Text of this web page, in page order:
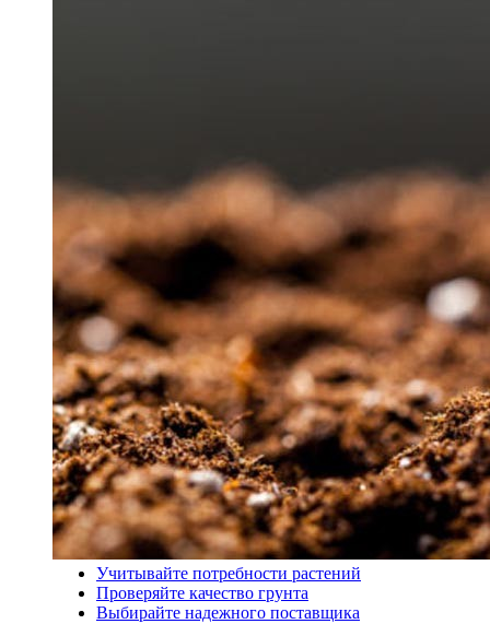
Учитывайте потребности растений
Проверяйте качество грунта
Выбирайте надежного поставщика